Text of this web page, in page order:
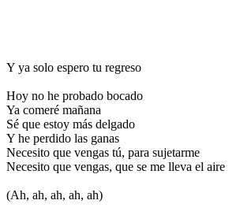
Y ya solo espero tu regreso
Hoy no he probado bocado
Ya comeré mañana
Sé que estoy más delgado
Y he perdido las ganas
Necesito que vengas tú, para sujetarme
Necesito que vengas, que se me lleva el aire
(Ah, ah, ah, ah, ah)